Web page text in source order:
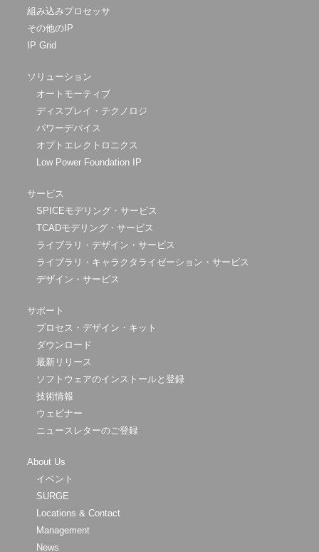
組み込みプロセッサ
その他のIP
IP Grid
ソリューション
オートモーティブ
ディスプレイ・テクノロジ
パワーデバイス
オプトエレクトロニクス
Low Power Foundation IP
サービス
SPICEモデリング・サービス
TCADモデリング・サービス
ライブラリ・デザイン・サービス
ライブラリ・キャラクタライゼーション・サービス
デザイン・サービス
サポート
プロセス・デザイン・キット
ダウンロード
最新リリース
ソフトウェアのインストールと登録
技術情報
ウェビナー
ニュースレターのご登録
About Us
イベント
SURGE
Locations & Contact
Management
News